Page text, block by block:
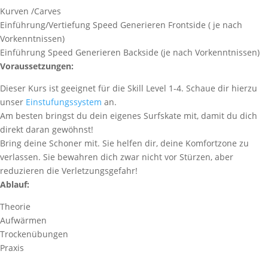
Kurven /Carves
Einführung/Vertiefung Speed Generieren Frontside ( je nach
Vorkenntnissen)
Einführung Speed Generieren Backside (je nach Vorkenntnissen)
Voraussetzungen:
Dieser Kurs ist geeignet für die Skill Level 1-4. Schaue dir hierzu
unser Einstufungssystem an.
Am besten bringst du dein eigenes Surfskate mit, damit du dich
direkt daran gewöhnst!
Bring deine Schoner mit. Sie helfen dir, deine Komfortzone zu
verlassen. Sie bewahren dich zwar nicht vor Stürzen, aber
reduzieren die Verletzungsgefahr!
Ablauf:
Theorie
Aufwärmen
Trockenübungen
Praxis